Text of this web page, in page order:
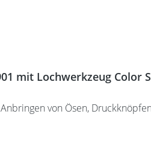
mit Lochwerkzeug Color
von Ösen,